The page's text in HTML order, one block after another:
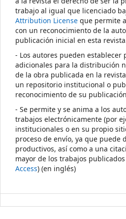
trabajo al igual que licenciado
Attribution License que permite
con un reconocimiento de la
publicación inicial en esta
- Los autores pueden establecer
adicionales para la distribución
de la obra publicada en la
un repositorio institucional o
reconocimiento de su
- Se permite y se anima a los
trabajos electrónicamente (por
institucionales o en su propio
proceso de envío, ya que puede
productivos, así como a una
mayor de los trabajos publicados
Access) (en inglés)